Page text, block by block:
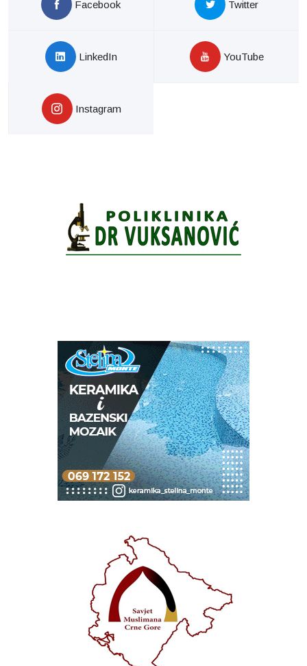
Facebook Twitter
LinkedIn YouTube
Instagram